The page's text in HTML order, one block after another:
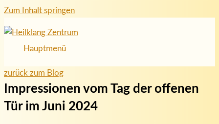
Zum Inhalt springen
Hauptmenü
zurück zum Blog
Impressionen vom Tag der offenen
Tür im Juni 2024